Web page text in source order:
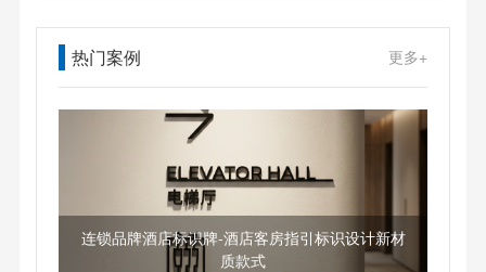
热门案例 更多+
连锁品牌酒店标识牌-酒店客房指引标识设计新材
质款式